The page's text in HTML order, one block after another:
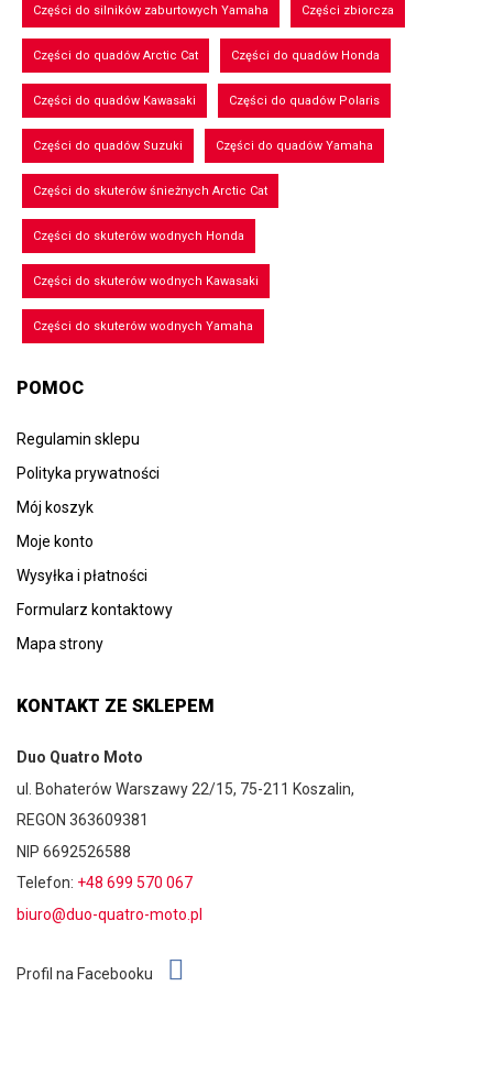
Części do silników zaburtowych Yamaha Części zbiorcza
Części do quadów Arctic Cat Części do quadów Honda
Części do quadów Kawasaki Części do quadów Polaris
Części do quadów Suzuki Części do quadów Yamaha
Części do skuterów śnieżnych Arctic Cat
Części do skuterów wodnych Honda
Części do skuterów wodnych Kawasaki
Części do skuterów wodnych Yamaha
POMOC
Regulamin sklepu
Polityka prywatności
Mój koszyk
Moje konto
Wysyłka i płatności
Formularz kontaktowy
Mapa strony
KONTAKT ZE SKLEPEM
Duo Quatro Moto
ul. Bohaterów Warszawy 22/15, 75-211 Koszalin,
REGON 363609381
NIP 6692526588
Telefon: +48 699 570 067
biuro@duo-quatro-moto.pl
Profil na Facebooku